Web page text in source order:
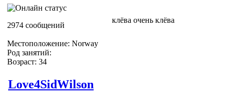
2974 сообщений
Местоположение: Norway
Род занятий:
Возраст: 34
клёва очень клёва
Love4SidWilson